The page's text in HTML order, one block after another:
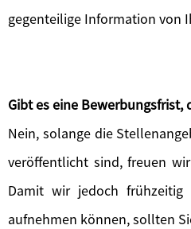
gegenteilige Information von
Gibt es eine Bewerbungsfrist,
Nein, solange die
veröffentlicht sind, freuen
Damit wir jedoch frühzeitig
aufnehmen können, sollten